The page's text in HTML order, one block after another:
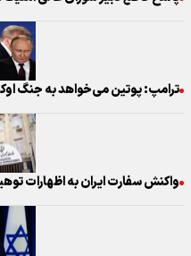
ترامپ: پوتین می‌خواهد به جنگ
واکنش سفارت ایران به اظهارات